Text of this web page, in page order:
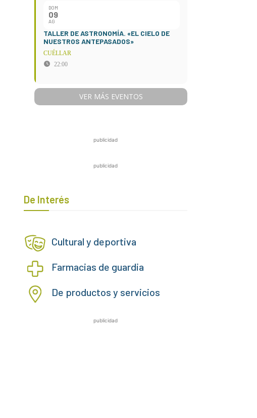
DOM
09
AG
TALLER DE ASTRONOMÍA. «EL CIELO DE
NUESTROS ANTEPASADOS»
CUÉLLAR
22:00
VER MÁS EVENTOS
publicidad
publicidad
De Interés
Cultural y deportiva
Farmacias de guardia
De productos y servicios
publicidad